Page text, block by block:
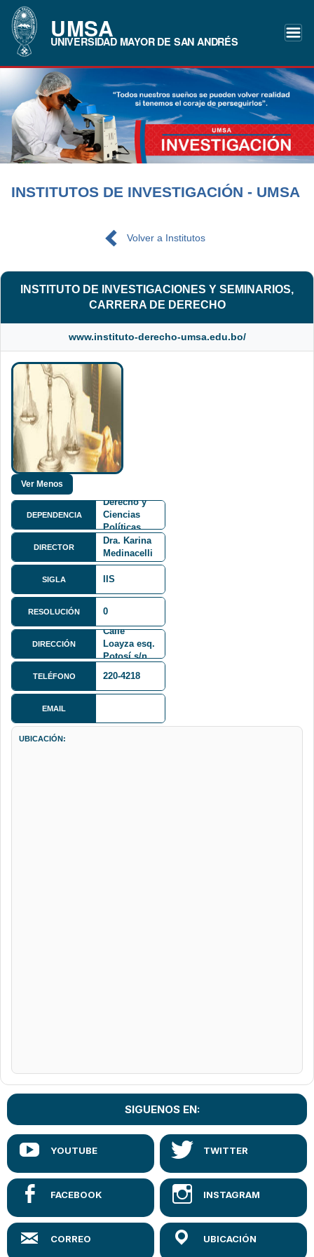
UMSA
UNIVERSIDAD MAYOR DE SAN ANDRÉS
INSTITUTOS DE INVESTIGACIÓN - UMSA
Volver a Institutos
INSTITUTO DE INVESTIGACIONES Y SEMINARIOS,
CARRERA DE DERECHO
www.instituto-derecho-umsa.edu.bo/
DEPENDENCIA
Derecho y
Ciencias
Políticas
FDCP
DIRECTOR
Dra. Karina
Medinacelli
SIGLA IIS
RESOLUCIÓN 0
DIRECCIÓN
Calle
Loayza esq.
Potosí s/n
TELÉFONO 220-4218
EMAIL
UBICACIÓN:
SIGUENOS EN: